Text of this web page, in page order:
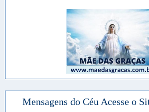
Mensagens do Céu Acesse o